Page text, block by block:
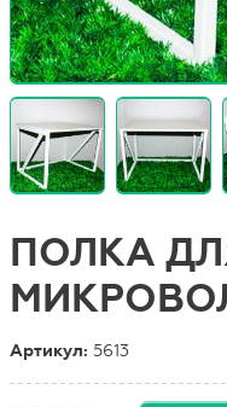
ПОЛКА
Артикул: 5613